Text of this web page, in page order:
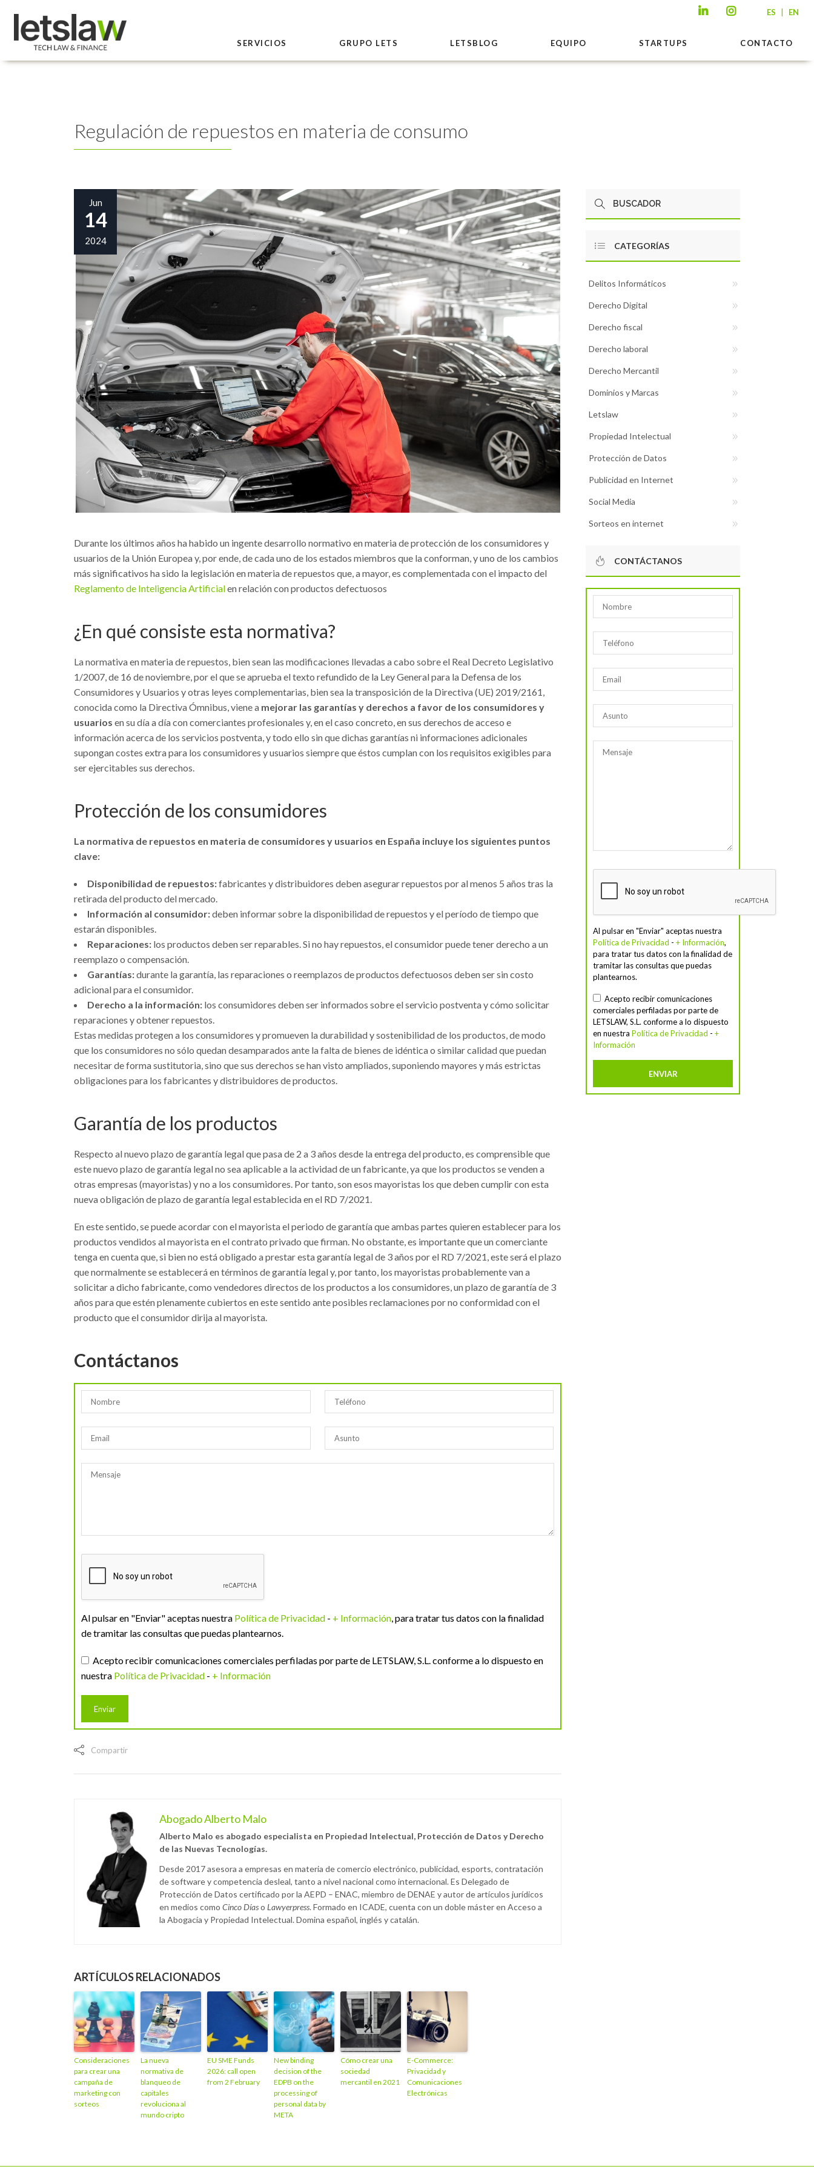
ES | EN
SERVICIOS GRUPO LETS LETSBLOG EQUIPO STARTUPS CONTACTO
Regulación de repuestos en materia de consumo
Jun
14
2024
Durante los últimos años ha habido un ingente desarrollo normativo en materia de protección de los consumidores y
usuarios de la Unión Europea y, por ende, de cada uno de los estados miembros que la conforman, y uno de los cambios
más significativos ha sido la legislación en materia de repuestos que, a mayor, es complementada con el impacto del
Reglamento de Inteligencia Artificialen relación con productos defectuosos
¿En qué consiste esta normativa?
La normativa en materia de repuestos, bien sean las modificaciones llevadas a cabo sobre el Real Decreto Legislativo
1/2007, de 16 de noviembre, por el que se aprueba el texto refundido de la Ley General para la Defensa de los
Consumidores y Usuarios y otras leyes complementarias, bien sea la transposición de la Directiva (UE) 2019/2161,
conocida como la Directiva Ómnibus, viene a mejorar las garantías y derechos a favor de los consumidores y
usuarios en su día a día con comerciantes profesionales y, en el caso concreto, en sus derechos de acceso e
información acerca de los servicios postventa, y todo ello sin que dichas garantías ni informaciones adicionales
supongan costes extra para los consumidores y usuarios siempre que éstos cumplan con los requisitos exigibles para
ser ejercitables sus derechos.
Protección de los consumidores
La normativa de repuestos en materia de consumidores y usuarios en España incluye los siguientes puntos
clave:
Disponibilidad de repuestos:fabricantes y distribuidores deben asegurar repuestos por al menos 5 años tras la
retirada del producto del mercado.
Información al consumidor:deben informar sobre la disponibilidad de repuestos y el período de tiempo que
estarán disponibles.
Reparaciones: los productos deben ser reparables. Si no hay repuestos, el consumidor puede tener derecho a un
reemplazo o compensación.
Garantías:durante la garantía, las reparaciones o reemplazos de productos defectuosos deben ser sin costo
adicional para el consumidor.
Derecho a la información: los consumidores deben ser informados sobre el servicio postventa y cómo solicitar
reparaciones y obtener repuestos.
Estas medidas protegen a los consumidores y promueven la durabilidad y sostenibilidad de los productos, de modo
que los consumidores no sólo quedan desamparados ante la falta de bienes de idéntica o similar calidad que puedan
necesitar de forma sustitutoria, sino que sus derechos se han visto ampliados, suponiendo mayores y más estrictas
obligaciones para los fabricantes y distribuidores de productos.
Garantía de los productos
Respecto al nuevo plazo de garantía legal que pasa de 2 a 3 años desde la entrega del producto, es comprensible que
este nuevo plazo de garantía legal no sea aplicable a la actividad de un fabricante, ya que los productos se venden a
otras empresas (mayoristas) y no a los consumidores. Por tanto, son esos mayoristas los que deben cumplir con esta
nueva obligación de plazo de garantía legal establecida en el RD 7/2021.
En este sentido, se puede acordar con el mayorista el periodo de garantía que ambas partes quieren establecer para los
productos vendidos al mayorista en el contrato privado que firman. No obstante, es importante que un comerciante
tenga en cuenta que, si bien no está obligado a prestar esta garantía legal de 3 años por el RD 7/2021, este será el plazo
que normalmente se establecerá en términos de garantía legal y, por tanto, los mayoristas probablemente van a
solicitar a dicho fabricante, como vendedores directos de los productos a los consumidores, un plazo de garantía de 3
años para que estén plenamente cubiertos en este sentido ante posibles reclamaciones por no conformidad con el
producto que el consumidor dirija al mayorista.
Contáctanos
Al pulsar en "Enviar" aceptas nuestra Política de Privacidad - + Información, para tratar tus datos con la finalidad
de tramitar las consultas que puedas plantearnos.
Acepto recibir comunicaciones comerciales perfiladas por parte de LETSLAW, S.L. conforme a lo dispuesto en
nuestra Política de Privacidad - + Información
Compartir
Abogado Alberto Malo
Alberto Malo es abogado especialista en Propiedad Intelectual, Protección de Datos y Derecho
de las Nuevas Tecnologías.
Desde 2017 asesora a empresas en materia de comercio electrónico, publicidad, esports, contratación
de software y competencia desleal, tanto a nivel nacional como internacional. Es Delegado de
Protección de Datos certificado por la AEPD – ENAC, miembro de DENAE y autor de artículos jurídicos
en medios como Cinco Díaso Lawyerpress. Formado en ICADE, cuenta con un doble máster en Acceso a
la Abogacía y Propiedad Intelectual. Domina español, inglés y catalán.
ARTÍCULOS RELACIONADOS
Consideraciones
para crear una
campaña de
marketing con
sorteos
La nueva
normativa de
blanqueo de
capitales
revoluciona al
mundo cripto
EU SME Funds
2026: call open
from 2 February
New binding
decision of the
EDPB on the
processing of
personal data by
META
Cómo crear una
sociedad
mercantil en 2021
E-Commerce:
Privacidad y
Comunicaciones
Electrónicas
CATEGORÍAS
Delitos Informáticos
Derecho Digital
Derecho fiscal
Derecho laboral
Derecho Mercantil
Dominios y Marcas
Letslaw
Propiedad Intelectual
Protección de Datos
Publicidad en Internet
Social Media
Sorteos en internet
CONTÁCTANOS
Al pulsar en "Enviar" aceptas nuestra
Política de Privacidad - + Información,
para tratar tus datos con la finalidad de
tramitar las consultas que puedas
plantearnos.
Acepto recibir comunicaciones
comerciales perfiladas por parte de
LETSLAW, S.L. conforme a lo dispuesto
en nuestra Política de Privacidad - +
Información